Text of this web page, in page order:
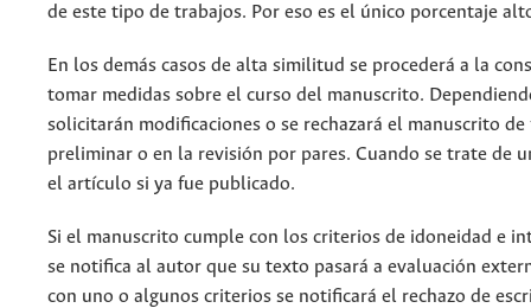
de este tipo de trabajos. Por eso es el único porcentaje
En los demás casos de alta similitud se procederá a la
tomar medidas sobre el curso del manuscrito.
solicitarán modificaciones o se rechazará el manuscrito
preliminar o en la revisión por pares. Cuando se trate de
el artículo si ya fue publicado.
Si el manuscrito cumple con los criterios de idoneidad e
se notifica al autor que su texto pasará a evaluación
con uno o algunos criterios se notificará el rechazo de